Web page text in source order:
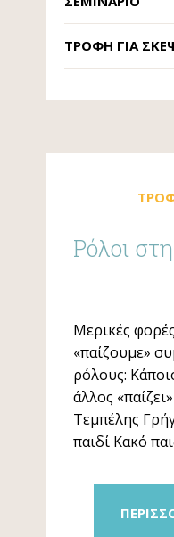
ΤΡΟΦΉ ΓΙΑ
Ρόλοι
Μερικές
«παίζουμε»
ρόλους:
άλλος
Τεμπέλης
παιδί Κακό